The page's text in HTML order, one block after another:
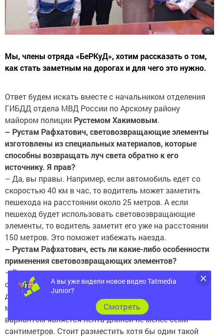
как стать заметным на дорогах и для чего это нужно.
ГИБДД отдела МВД России по Арскому району
майором полицииРустемом Хакимовым.
– Рустам Рафхатович, световозвращающие элементы
изготовлены из специальных материалов, которые
способны возвращать луч света обратно к его
источнику. Я прав?
– Да, вы правы. Например, если автомобиль едет со
скоростью 40 км в час, то водитель может заметить
пешехода на расстоянии около 25 метров. А если
пешеход будет использовать световозвращающие
элементы, то водитель заметит его уже на расстоянии
150 метров. Это поможет избежать наезда.
– Рустам Рафхатович, есть ли какие-либо особенности
применения световозвращающих элементов?
– Размещать световозвращающие элементы на
одежде рекомендуется на высоте от восьмидесяти см
до одного метра от земли. Лучше иметь на себе не
менее четырех световозвращателей. Лучшим
вариантом является лента длиной не менее семи
сантиметров. Стоит разместить хотя бы один такой
предмет на одежде. Остальные могут быть другой
А вы уже видели новое видео Tatmedia
Junior?
Cмотреть